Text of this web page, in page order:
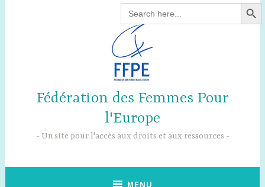
Search
for:
Fédération des Femmes Pour
l'Europe
Un site pour l'accès aux droits et aux ressources
MENU